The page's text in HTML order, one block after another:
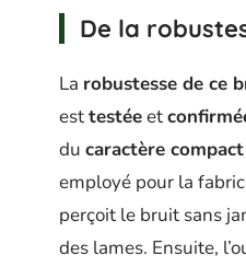
De la
La robustesse de ce
esttestéeet
du caractère compact
employé pour la
perçoit le bruit sans
des lames. Ensuite,